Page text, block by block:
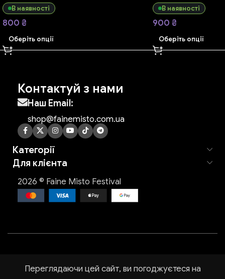
В наявності
800 ₴
Оберіть опції
В наявності
900 ₴
Оберіть опції
Контактуй з нами
Наш Email:
shop@fainemisto.com.ua
Категорії
Для клієнта
2026 © Faine Misto Festival
Переглядаючи цей сайт, ви погоджуєтеся на
Список бажань
Кошик
Мій обліковий запис